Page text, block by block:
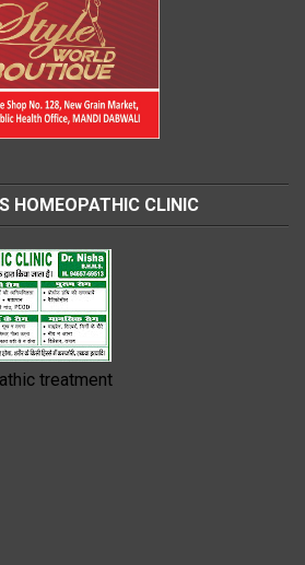
HOMEOPATHIC CLINIC
treatment